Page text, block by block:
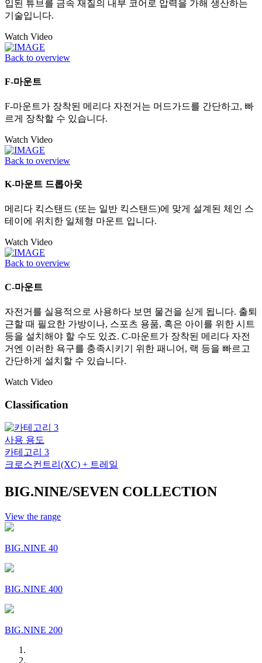
입된 튜브를 금속 재질의 내부 코어로 압력을 가해 생산하는
기술입니다.
Watch Video
Back to overview
F-마운트
F-마운트가 장착된 메리다 자전거는 머드가드를 간단하고, 빠
르게 장착할 수 있습니다.
Watch Video
Back to overview
K-마운트 드롭아웃
메리다 킥스탠드 (또는 일반 킥스탠드)에 맞게 설계된 체인 스
테이에 위치한 일체형 마운트 입니다.
Watch Video
Back to overview
C-마운트
자전거를 실용적으로 사용하다 보면 물건을 싣게 됩니다. 출퇴
근할 때 필요한 가방이나, 스포츠 용품, 혹은 아이를 위한 시트
등을 설치해야 할 수도 있죠. C-마운트가 장착된 메리다 자전
거엔 이러한 욕구를 충족시키기 위한 패니어, 랙 등을 빠르고
간단하게 설치할 수 있습니다.
Watch Video
Classification
사용 용도
카테고리 3
크로스컨트리(XC) + 트레일
BIG.NINE/SEVEN COLLECTION
View the range
BIG.NINE 40
BIG.NINE 400
BIG.NINE 200